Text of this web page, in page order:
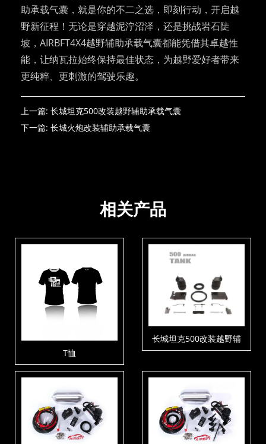
助承载气囊，就是你的不二之选，即刻行动，开启越
野新征程！无论是穿越泥泞沼泽，还是挑战岩石陡
坡，AIRBFT4X4越野辅助承载气囊都能凭借其卓越性
能，让纳瓦拉始终保持最佳状态，为越野爱好者带来
更纯粹、更刺激的驾驶乐趣。
上一篇: 长城坦克500改装越野辅助承载气囊
下一篇: 长城火炮改装辅助承载气囊
相关产品
T恤
长城坦克500改装越野辅
助承载气囊